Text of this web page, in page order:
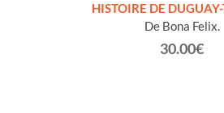
HISTOIRE DE
De Bona Felix.
30.00€